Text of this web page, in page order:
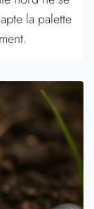
la palette